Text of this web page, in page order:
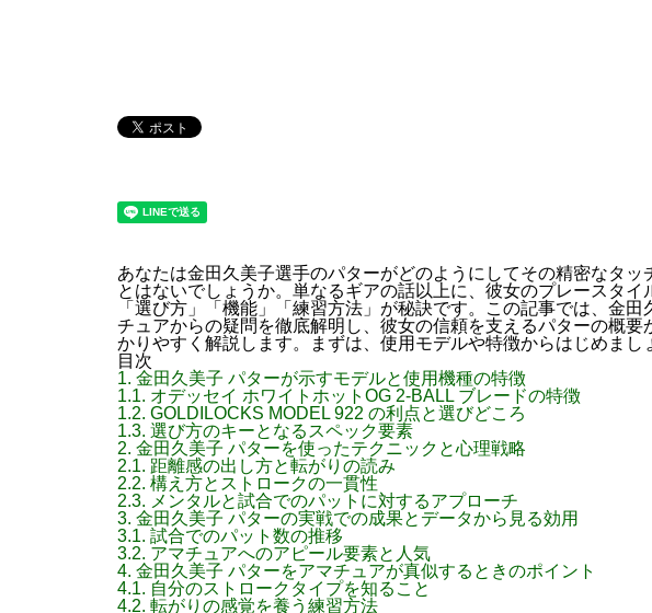
あなたは金田久美子選手のパターがどのようにしてその精密なタッ
とはないでしょうか。単なるギアの話以上に、彼女のプレースタ
「選び方」「機能」「練習方法」が秘訣です。この記事では、金
チュアからの疑問を徹底解明し、彼女の信頼を支えるパターの概
かりやすく解説します。まずは、使用モデルや特徴からはじめまし
目次
1. 金田久美子 パターが示すモデルと使用機種の特徴
1.1. オデッセイ ホワイトホットOG 2-BALL ブレードの特徴
1.2. GOLDILOCKS MODEL 922 の利点と選びどころ
1.3. 選び方のキーとなるスペック要素
2. 金田久美子 パターを使ったテクニックと心理戦略
2.1. 距離感の出し方と転がりの読み
2.2. 構え方とストロークの一貫性
2.3. メンタルと試合でのパットに対するアプローチ
3. 金田久美子 パターの実戦での成果とデータから見る効用
3.1. 試合でのパット数の推移
3.2. アマチュアへのアピール要素と人気
4. 金田久美子 パターをアマチュアが真似するときのポイント
4.1. 自分のストロークタイプを知ること
4.2. 転がりの感覚を養う練習方法